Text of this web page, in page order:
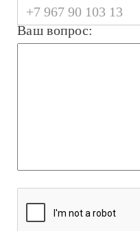
Ваш вопрос: